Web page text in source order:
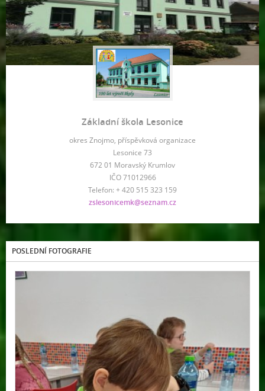
Základní škola Lesonice
okres Znojmo, příspěvková organizace
Lesonice 73
672 01 Moravský Krumlov
IČO 71012966
Telefon: + 420 515 323 159
zslesonicemk@seznam.cz
POSLEDNÍ FOTOGRAFIE